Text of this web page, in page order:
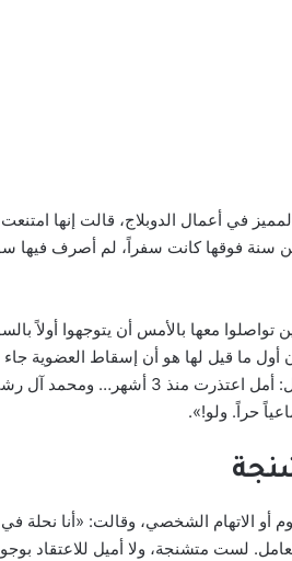
في أعمال الدوبلاج، قالت إنها
سنة فوقها كانت سفراً، لم أصرف فيها
معها بالأمس أن يتوجهوا أولاً
أول ما قيل لها هو أن إسقاط العضوية جاء
بالدوام، وتابعت: «كنت أتوقع أن يقول:
حراً. ولو!».
أو الاتهام الشخصي، وقالت: «أنا
لست متشنجة، ولا أميل للاعتقاد